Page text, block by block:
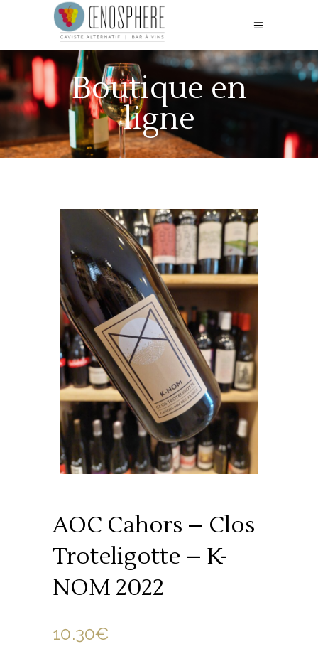
Boutique en
ligne
AOC Cahors – Clos
Troteligotte – K-
NOM 2022
10.30€